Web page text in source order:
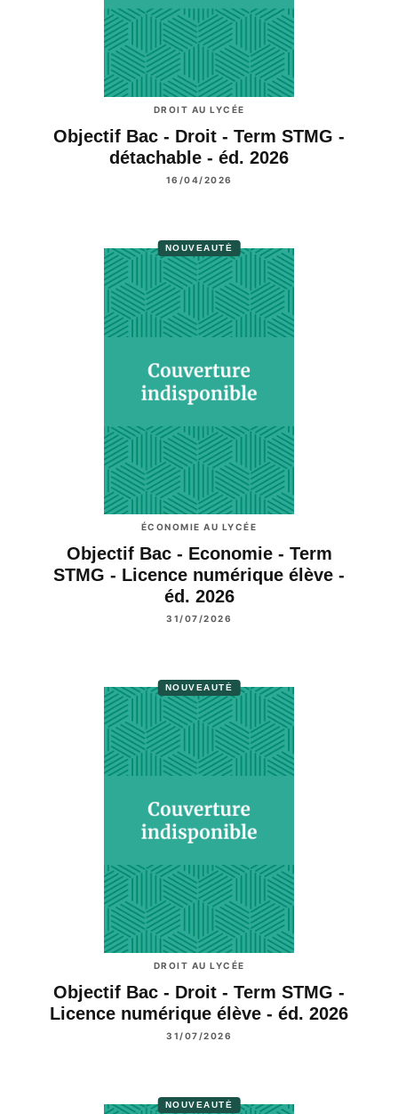
DROIT AU LYCÉE
Objectif Bac - Droit - Term STMG -
détachable - éd. 2026
16/04/2026
NOUVEAUTÉ
ÉCONOMIE AU LYCÉE
Objectif Bac - Economie - Term
STMG - Licence numérique élève -
éd. 2026
31/07/2026
NOUVEAUTÉ
DROIT AU LYCÉE
Objectif Bac - Droit - Term STMG -
Licence numérique élève - éd. 2026
31/07/2026
NOUVEAUTÉ